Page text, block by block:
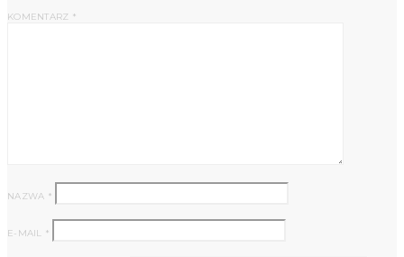
KOMENTARZ *
NAZWA *
E-MAIL *